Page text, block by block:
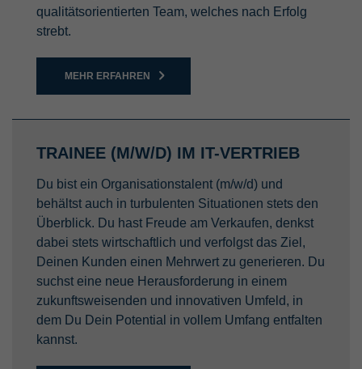
qualitätsorientierten Team, welches nach Erfolg
strebt.
MEHR ERFAHREN
TRAINEE (M/W/D) IM IT-VERTRIEB
Du bist ein Organisationstalent (m/w/d) und
behältst auch in turbulenten Situationen stets den
Überblick. Du hast Freude am Verkaufen, denkst
dabei stets wirtschaftlich und verfolgst das Ziel,
Deinen Kunden einen Mehrwert zu generieren. Du
suchst eine neue Herausforderung in einem
zukunftsweisenden und innovativen Umfeld, in
dem Du Dein Potential in vollem Umfang entfalten
kannst.